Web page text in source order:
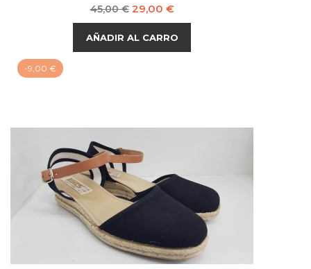
Precio
base
45,00 € Precio
29,00 €
AÑADIR AL CARRO
-9,00 €